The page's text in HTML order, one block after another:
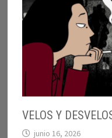
VELOS Y
junio 16, 2026